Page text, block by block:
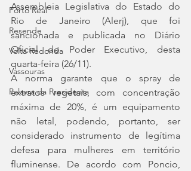
Porto Real
Resende
Volta Redonda
Vassouras
Palavra da Presidenta
Assembleia Legislativa do Estado do
Rio de Janeiro (Alerj), que foi
sancionada e publicada no Diário
Oficial do Poder Executivo, desta
quarta-feira (26/11).
A norma garante que o spray de
extratos vegetais, com concentração
máxima de 20%, é um equipamento
não letal, podendo, portanto, ser
considerado instrumento de legítima
defesa para mulheres em território
fluminense. De acordo com Poncio,